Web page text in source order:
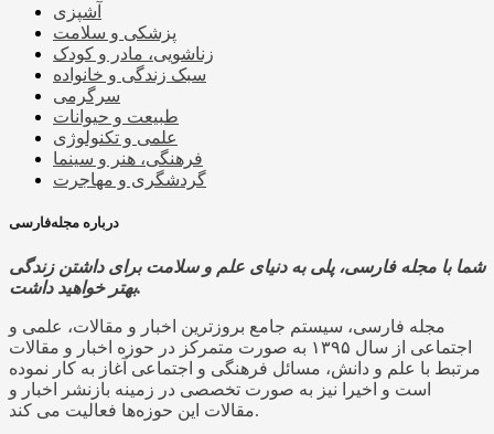
آشپزی
پزشکی و سلامت
زناشویی، مادر و کودک
سبک زندگی و خانواده
سرگرمی
طبیعت و حیوانات
علمی و تکنولوژی
فرهنگی، هنر و سینما
گردشگری و مهاجرت
درباره مجله‌فارسی
شما با مجله فارسی، پلی به دنیای علم و سلامت برای داشتن زندگی
بهتر خواهید داشت.
مجله فارسی، سیستم جامع بروزترین اخبار و مقالات، علمی و
اجتماعی از سال ۱۳۹۵ به صورت متمرکز در حوزه اخبار و مقالات
مرتبط با علم و دانش، مسائل فرهنگی و اجتماعی آغاز به کار نموده
است و اخیرا نیز به صورت تخصصی در زمینه بازنشر اخبار و
مقالات این حوزه‌ها فعالیت می کند.